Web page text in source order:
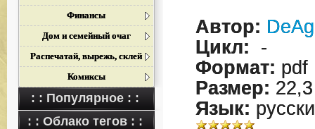
Финансы
Дом и семейный очаг
Распечатай, вырежь, склей
Комиксы
: : Популярное : :
: : Облако тегов : :
Автор:
Цикл: -
Формат: pdf
Размер:
Язык: